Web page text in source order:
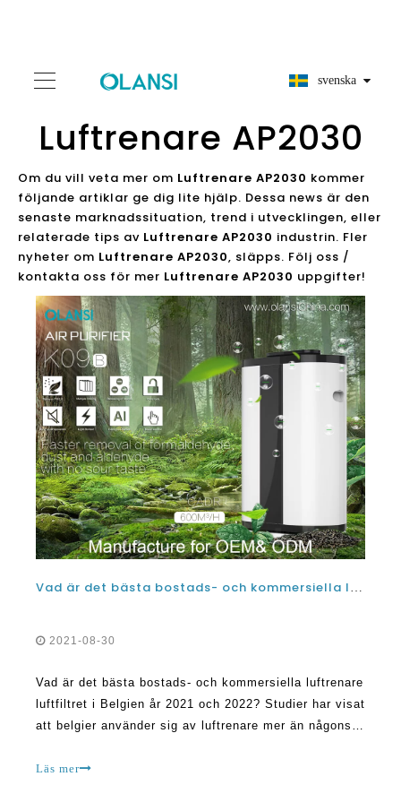
svenska
Luftrenare AP2030
Om du vill veta mer om Luftrenare AP2030 kommer
följande artiklar ge dig lite hjälp. Dessa news är den
senaste marknadssituation, trend i utvecklingen, eller
relaterade tips av Luftrenare AP2030 industrin. Fler
nyheter om Luftrenare AP2030, släpps. Följ oss /
kontakta oss för mer Luftrenare AP2030 uppgifter!
Vad är det bästa bostads- och kommersiella luftrenare luftfiltret i Belgien år 2021 och 2022?
2021-08-30
Vad är det bästa bostads- och kommersiella luftrenare
luftfiltret i Belgien år 2021 och 2022? Studier har visat
att belgier använder sig av luftrenare mer än någonsin
till effekterna av COVID-19 som har lyckats med
Läs mer